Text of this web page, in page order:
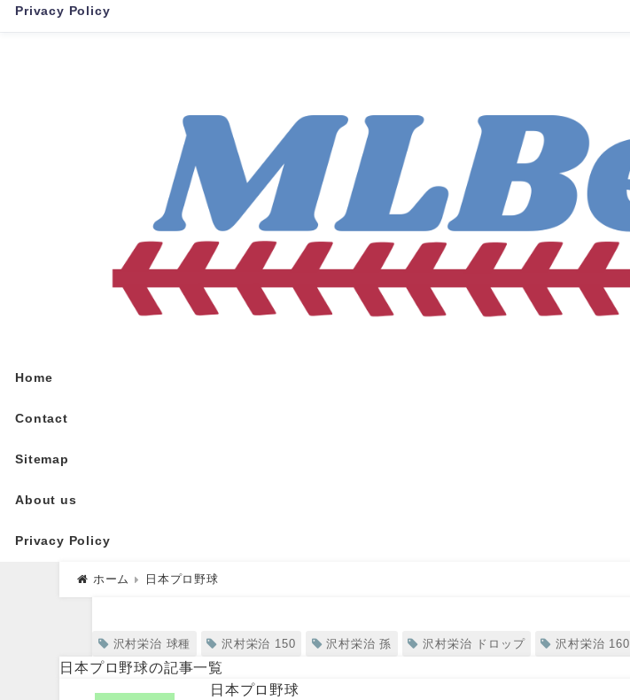
Privacy Policy
Home
Contact
Sitemap
About us
Privacy Policy
ホーム 日本プロ野球
沢村栄治 球種 沢村栄治 150 沢村栄治 孫 沢村栄治 ドロップ 沢村栄治 160
日本プロ野球の記事一覧
日本プロ野球